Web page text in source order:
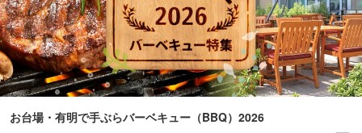
お台場・有明で手ぶらバーベキュー（BBQ）2026